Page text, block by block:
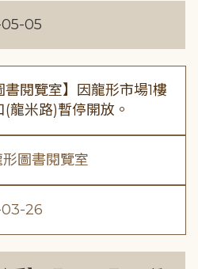
05
書閱覽室】因龍形市場1樓
龍米路)暫停開放。
圖書閱覽室
26